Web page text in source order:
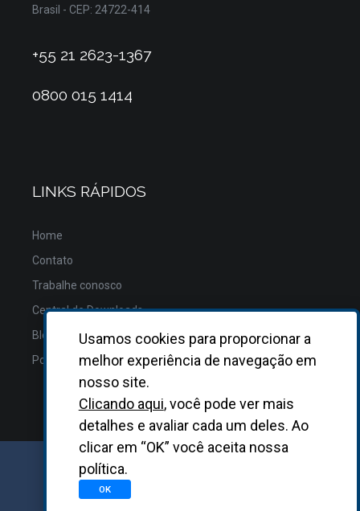
Brasil - CEP: 24722-414
+55 21 2623-1367
0800 015 1414
LINKS RÁPIDOS
Home
Contato
Trabalhe conosco
Central de Downloads
Blog
Política de Privacidade
GRUPO BIOSYS KOVALENT |
Usamos cookies para proporcionar a
melhor experiência de navegação em
nosso site.
Clicando aqui, você pode ver mais
detalhes e avaliar cada um deles. Ao
clicar em “OK” você aceita nossa
política.
OK